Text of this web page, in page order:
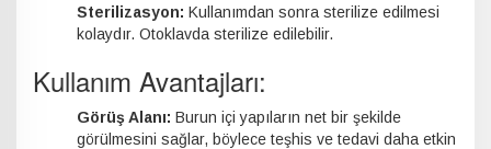
Sterilizasyon: Kullanımdan sonra sterilize edilmesi
kolaydır. Otoklavda sterilize edilebilir.
Kullanım Avantajları:
Görüş Alanı: Burun içi yapıların net bir şekilde
görülmesini sağlar, böylece teşhis ve tedavi daha etkin